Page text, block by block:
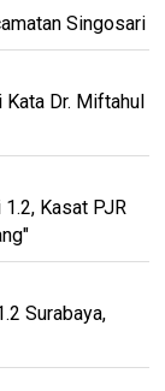
Singosari
Kata Dr. Miftahul
Kasat PJR
Surabaya,